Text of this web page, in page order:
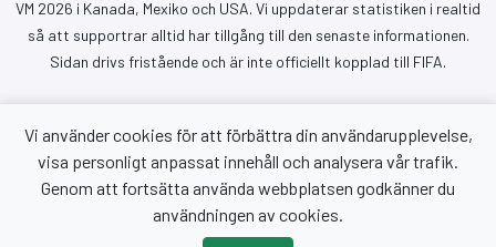
Vi använder cookies för att förbättra din användarupplevelse,
visa personligt anpassat innehåll och analysera vår trafik.
Genom att fortsätta använda webbplatsen godkänner du
användningen av cookies.
VM 2026 i Kanada, Mexiko och USA. Vi uppdaterar statistiken i realtid
så att supportrar alltid har tillgång till den senaste informationen.
Sidan drivs fristående och är inte officiellt kopplad till FIFA.
Copyright © 2026 VM 2026. Alla rättigheter förbehållna.